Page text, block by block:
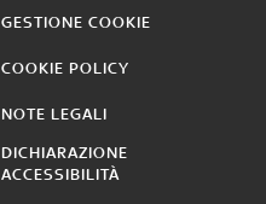
GESTIONE COOKIE
COOKIE POLICY
NOTE LEGALI
DICHIARAZIONE
ACCESSIBILITÀ